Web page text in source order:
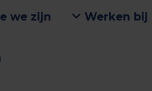
we zijn Werken bij